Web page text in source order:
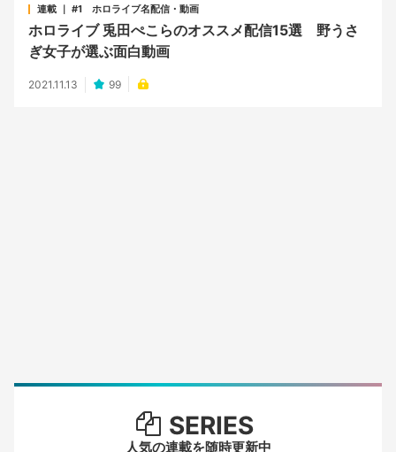
連載 ｜ #1 ホロライブ名配信・動画
ホロライブ 兎田ぺこらのオススメ配信15選 野うさ
ぎ女子が選ぶ面白動画
2021.11.13 99
SERIES
人気の連載を随時更新中